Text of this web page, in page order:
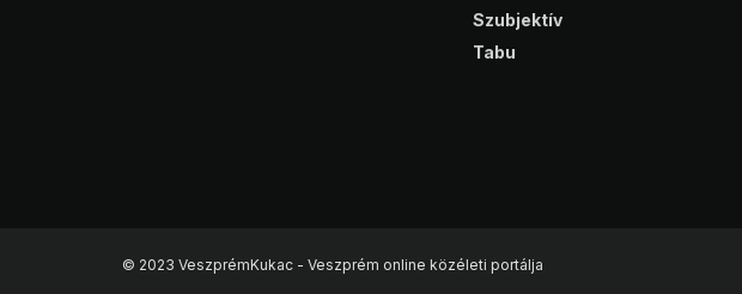
Szubjektív
Tabu
© 2023 VeszprémKukac - Veszprém online közéleti portálja